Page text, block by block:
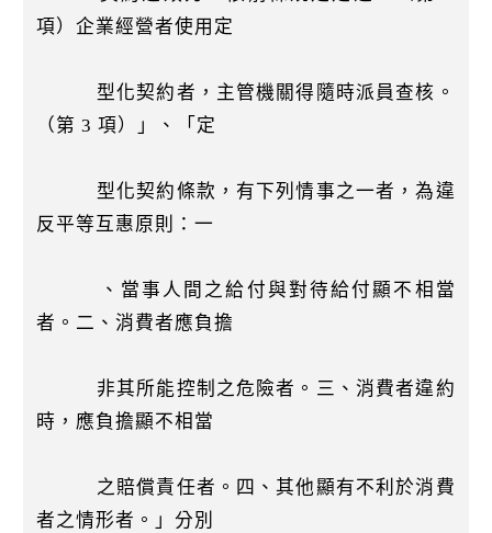
項）企業經營者使用定
型化契約者，主管機關得隨時派員查核。
（第 3 項）」、「定
型化契約條款，有下列情事之一者，為違
反平等互惠原則：一
、當事人間之給付與對待給付顯不相當
者。二、消費者應負擔
非其所能控制之危險者。三、消費者違約
時，應負擔顯不相當
之賠償責任者。四、其他顯有不利於消費
者之情形者。」分別